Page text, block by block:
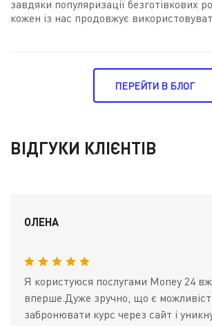
завдяки популяризації безготівкових
кожен із нас продовжує
ПЕРЕЙТИ В БЛОГ
ВІДГУКИ КЛІЄНТІВ
ОЛЕНА
Я користуюся послугами Money 24
вперше.Дуже зручно, що є
забронювати курс через сайт і